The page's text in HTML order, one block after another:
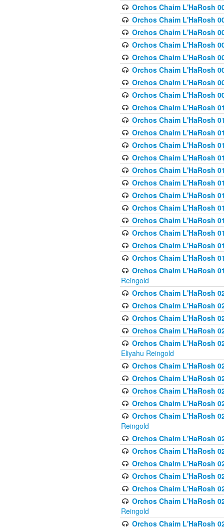
Orchos Chaim L'HaRosh
Orchos Chaim L'HaRosh
Orchos Chaim L'HaRosh
Orchos Chaim L'HaRosh
Orchos Chaim L'HaRosh
Orchos Chaim L'HaRosh
Orchos Chaim L'HaRosh
Orchos Chaim L'HaRosh
Orchos Chaim L'HaRosh
Orchos Chaim L'HaRosh
Orchos Chaim L'HaRosh
Orchos Chaim L'HaRosh
Orchos Chaim L'HaRosh
Orchos Chaim L'HaRosh
Orchos Chaim L'HaRosh
Orchos Chaim L'HaRosh
Orchos Chaim L'HaRosh
Orchos Chaim L'HaRosh
Orchos Chaim L'HaRosh
Orchos Chaim L'HaRosh
Orchos Chaim L'HaRosh
Orchos Chaim L'HaRosh
Reingold
Orchos Chaim L'HaRosh
Orchos Chaim L'HaRosh
Orchos Chaim L'HaRosh
Orchos Chaim L'HaRosh
Orchos Chaim L'HaRosh
Eliyahu Reingold
Orchos Chaim L'HaRosh
Orchos Chaim L'HaRosh
Orchos Chaim L'HaRosh
Orchos Chaim L'HaRosh
Orchos Chaim L'HaRosh
Reingold
Orchos Chaim L'HaRosh
Orchos Chaim L'HaRosh
Orchos Chaim L'HaRosh
Orchos Chaim L'HaRosh
Orchos Chaim L'HaRosh
Orchos Chaim L'HaRosh
Reingold
Orchos Chaim L'HaRosh